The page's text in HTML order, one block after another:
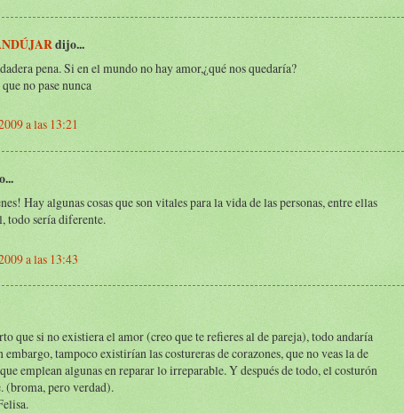
dijo...
pena. Si en el mundo no hay amor,¿qué nos quedaría?
no pase nunca
a las 13:21
Hay algunas cosas que son vitales para la vida de las personas, entre ellas
todo sería diferente.
a las 13:43
que si no existiera el amor (creo que te refieres al de pareja), todo andaría
embargo, tampoco existirían las costureras de corazones, que no veas la de
emplean algunas en reparar lo irreparable. Y después de todo, el costurón
(broma, pero verdad).